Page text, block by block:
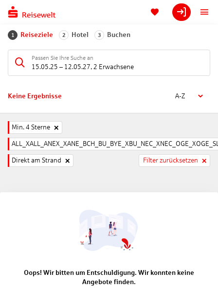
1 Reiseziele 2 Hotel 3 Buchen
Passen Sie Ihre Suche an
15.05.25 – 12.05.27, 2 Erwachsene
Keine Ergebnisse A-Z
Min. 4 Sterne
Direkt am Strand Filter zurücksetzen
Oops! Wir bitten um Entschuldigung. Wir konnten keine
Angebote finden.